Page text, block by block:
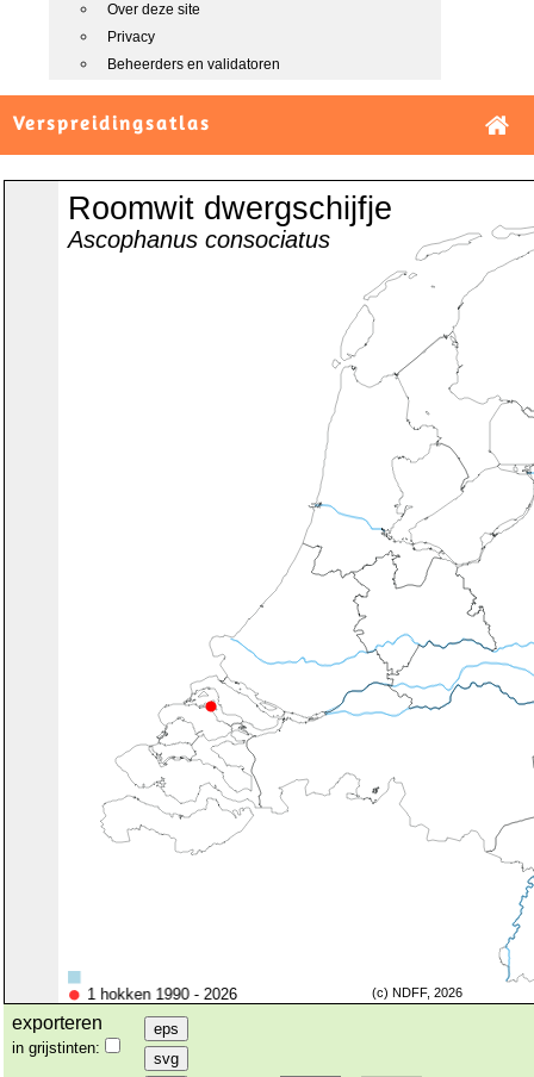
Over deze site
Privacy
Beheerders en validatoren
Verspreidingsatlas